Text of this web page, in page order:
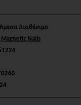
Άμεσα Διαθέσιμο
Magnetic Nails